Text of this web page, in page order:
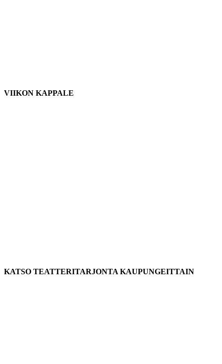
VIIKON KAPPALE
KATSO TEATTERITARJONTA KAUPUNGEITTAIN